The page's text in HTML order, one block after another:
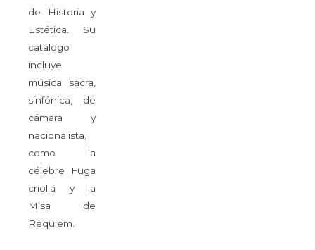
de Historia y
Estética. Su
catálogo
incluye
música sacra,
sinfónica, de
cámara y
nacionalista,
como la
célebre Fuga
criolla y la
Misa de
Réquiem.